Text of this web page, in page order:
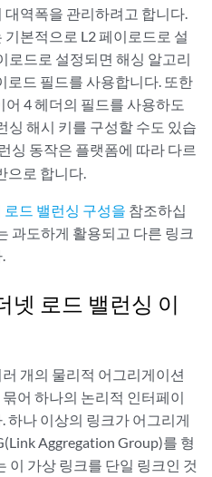
역폭을 관리하려고 합니다.
본적으로 L2 페이로드로 설
로드로 설정되면 해싱 알고리
로드 필드를 사용합니다. 또한
4 헤더의 필드를 사용하도
싱 해시 키를 구성할 수도 있습
싱 동작은 플랫폼에 따라 다르
으로 합니다.
로드 밸런싱 구성을 참조하십
과도하게 활용되고 다른 링크
넷 로드 밸런싱 이
개의 물리적 어그리게이션
어 하나의 논리적 인터페이
하나 이상의 링크가 어그리게
Aggregation Group)를 형
이 가상 링크를 단일 링크인 것